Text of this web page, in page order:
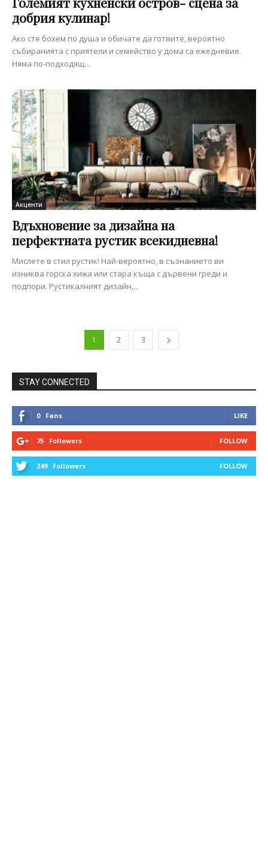
добрия кулинар!
Ако сте бохем по душа и обичате да готвите, вероятно
събиранията с приятели и семейство у дома са ежедневие.
Няма по-подходящ...
Акценти
Вдъхновение за дизайна на
перфектната рустик всекидневна!
Мислете в стил рустик! Най-вероятно, в съзнанието ви
изниква горска хижа или стара къща с дървени греди и
подпори. Рустикалният дизайн,...
1 2 3
STAY CONNECTED
0 Fans LIKE
75 Followers FOLLOW
249 Followers FOLLOW